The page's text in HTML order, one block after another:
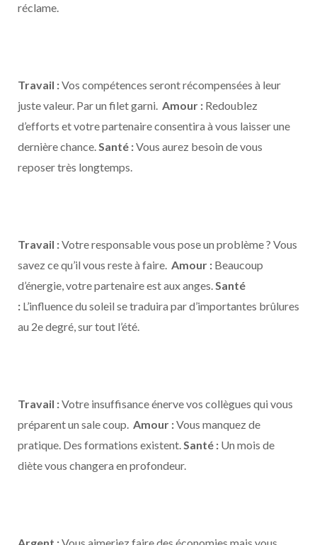
réclame.
Travail :Vos compétences seront récompensées à leur
juste valeur. Par un filet garni. Amour : Redoublez
d’efforts et votre partenaire consentira à vous laisser une
dernière chance.Santé :Vous aurez besoin de vous
reposer très longtemps.
Travail :Votre responsable vous pose un problème ? Vous
savez ce qu’il vous reste à faire. Amour : Beaucoup
d’énergie, votre partenaire est aux anges.Santé
: L’influence du soleil se traduira par d’importantes brûlures
au 2e degré, sur tout l’été.
Travail :Votre insuffisance énerve vos collègues qui vous
préparent un sale coup. Amour :Vous manquez de
pratique. Des formations existent.Santé : Un mois de
diète vous changera en profondeur.